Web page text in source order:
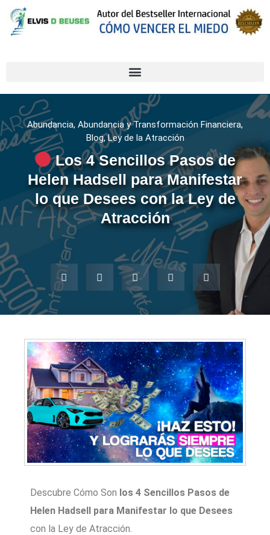
Abundancia, Abundancia y Transformación Financiera,
Blog,Ley de la Atracción
Los 4 Sencillos Pasos de
Helen Hadsell para Manifestar
lo que Desees con la Ley de
Atracción
Descubre Cómo Son los 4 Sencillos Pasos de
Helen Hadsell para Manifestar lo que Desees
con la Ley de Atracción.